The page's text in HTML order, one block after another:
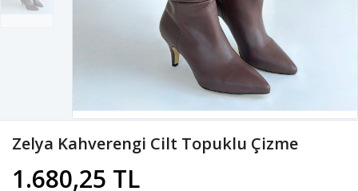
Zelya Kahverengi Cilt Topuklu Çizme
1.680,25 TL